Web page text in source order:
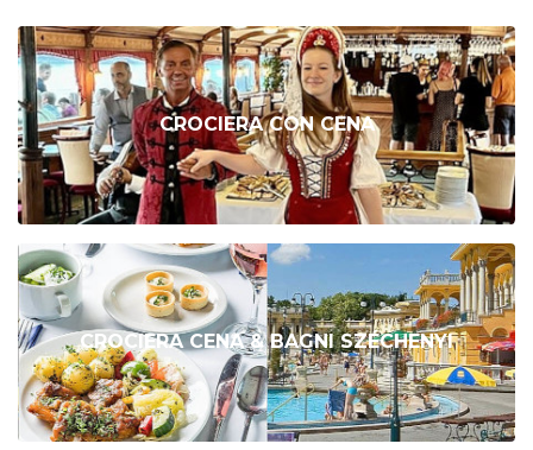
CROCIERA CON CENA
CROCIERA CENA & BAGNI SZÉCHENYI